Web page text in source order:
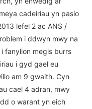
cadeiriau yn pasio
lefel 2 ac ANS /
i ddwyn mwy na
fanylion megis burrs
i gyd gael eu
am 9 gwaith. Cyn
cael 4 adran, mwy
o warant yn eich